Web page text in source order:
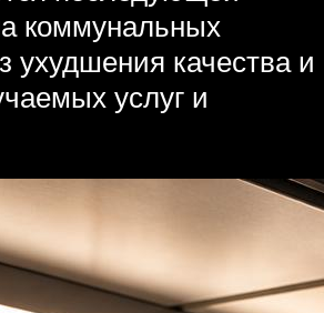
коммунальных
ухудшения качества и
услуг и